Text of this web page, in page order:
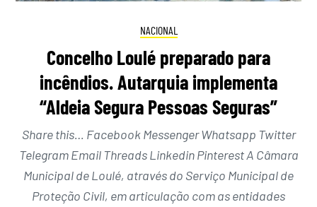
NACIONAL
Concelho Loulé preparado para
incêndios. Autarquia implementa
“Aldeia Segura Pessoas Seguras”
Share this… Facebook Messenger Whatsapp Twitter
Telegram Email Threads Linkedin Pinterest A Câmara
Municipal de Loulé, através do Serviço Municipal de
Proteção Civil, em articulação com as entidades